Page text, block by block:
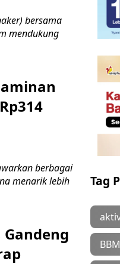
bersama
mendukung
berbagai
menarik lebih
Gandeng
Tag
BBM